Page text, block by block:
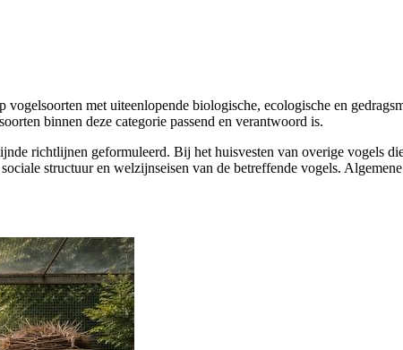
vogelsoorten met uiteenlopende biologische, ecologische en
binnen deze categorie passend en verantwoord is.
richtlijnen geformuleerd. Bij het huisvesten van overige vogels
structuur en welzijnseisen van de betreffende vogels.